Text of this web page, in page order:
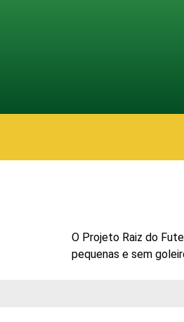
O Projeto Raiz do
pequenas e sem